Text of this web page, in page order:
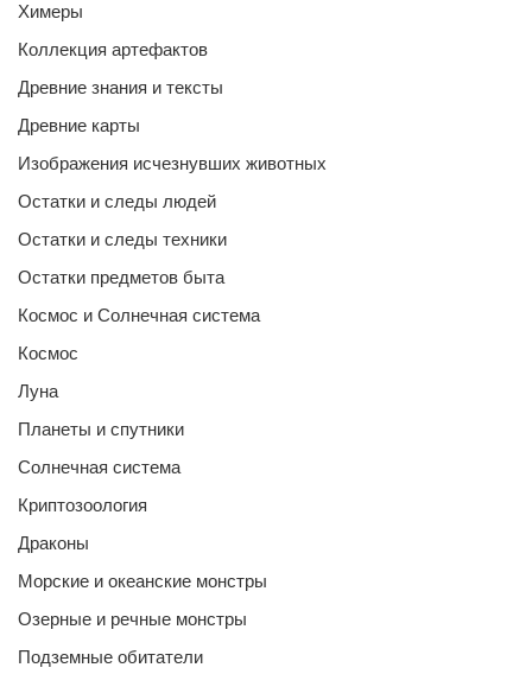
Химеры
Коллекция артефактов
Древние знания и тексты
Древние карты
Изображения исчезнувших животных
Остатки и следы людей
Остатки и следы техники
Остатки предметов быта
Космос и Солнечная система
Космос
Луна
Планеты и спутники
Солнечная система
Криптозоология
Драконы
Морские и океанские монстры
Озерные и речные монстры
Подземные обитатели